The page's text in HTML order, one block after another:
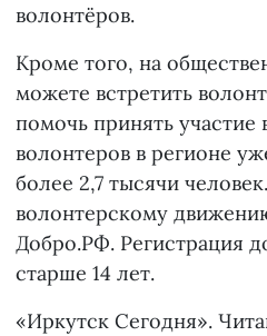
волонтёров.
Кроме того, на
можете встретить
помочь принять участие
волонтеров в регионе
более 2,7 тысячи
волонтерскому
Добро.РФ. Регистрация
старше 14 лет.
«Иркутск Сегодня».